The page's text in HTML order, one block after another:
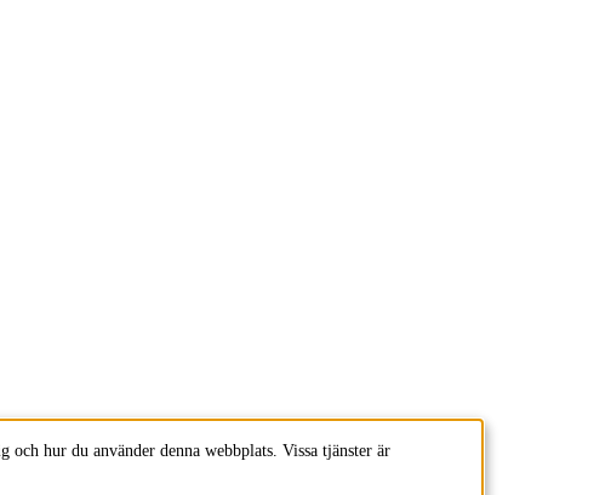
hur du använder denna webbplats. Vissa tjänster är